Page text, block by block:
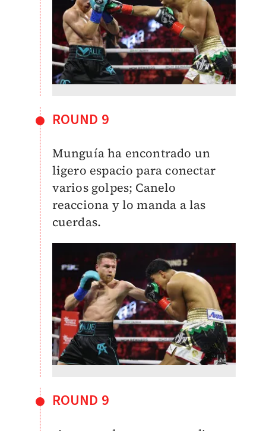
ROUND 9
Munguía ha encontrado un
ligero espacio para conectar
varios golpes; Canelo
reacciona y lo manda a las
cuerdas.
ROUND 9